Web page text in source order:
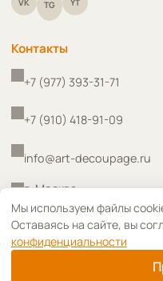
TG
Контакты
+7 (977) 393-31-71
+7 (910) 418-91-09
info@art-decoupage.ru
г. Москва
Мы используем файлы
Оставаясь на сайте, вы
конфиденциальности